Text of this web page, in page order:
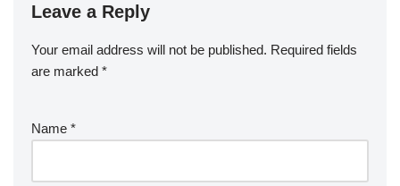
Leave a Reply
Your email address will not be published. Required fields
are marked *
Name *